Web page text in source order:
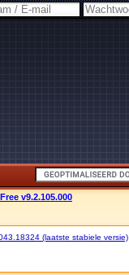
v9.2.105.000
(laatste stabiele versie)